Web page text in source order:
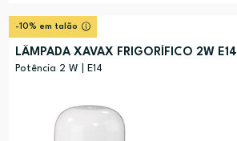
-10% em talão
LÂMPADA XAVAX FRIGORÍFICO 2W E14
Potência 2 W | E14